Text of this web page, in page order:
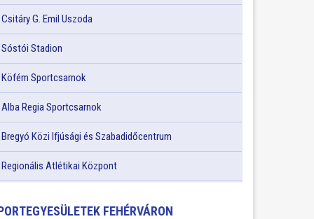
Csitáry G. Emil Uszoda
Sóstói Stadion
Köfém Sportcsarnok
Alba Regia Sportcsarnok
Bregyó Közi Ifjúsági és Szabadidőcentrum
Regionális Atlétikai Központ
FEHÉRVÁRON